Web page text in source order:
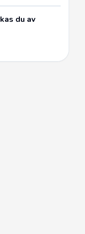
du av